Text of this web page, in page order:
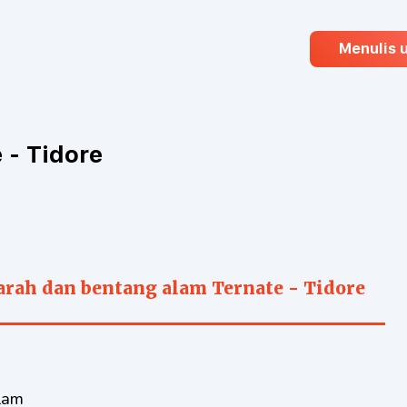
Menulis
- Tidore
dan bentang alam Ternate - Tidore